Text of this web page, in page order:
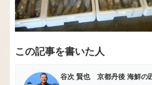
この記事を書いた人
谷次 賢也 京都丹後 海鮮